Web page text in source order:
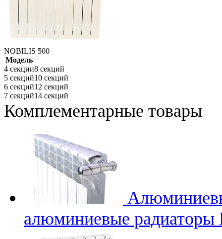
NOBILIS 500
Модель
4 секции8 секций
5 секций10 секций
6 секций12 секций
7 секций14 секций
Комплементарные товары
алюминиевые радиаторы